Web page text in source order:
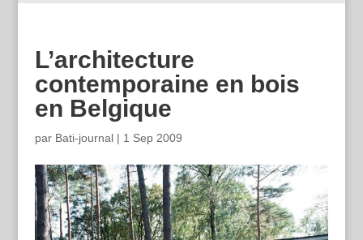
L’architecture
contemporaine en bois
en Belgique
par Bati-journal| 1 Sep 2009